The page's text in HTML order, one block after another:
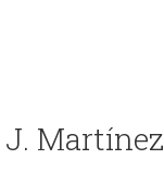
Martínez